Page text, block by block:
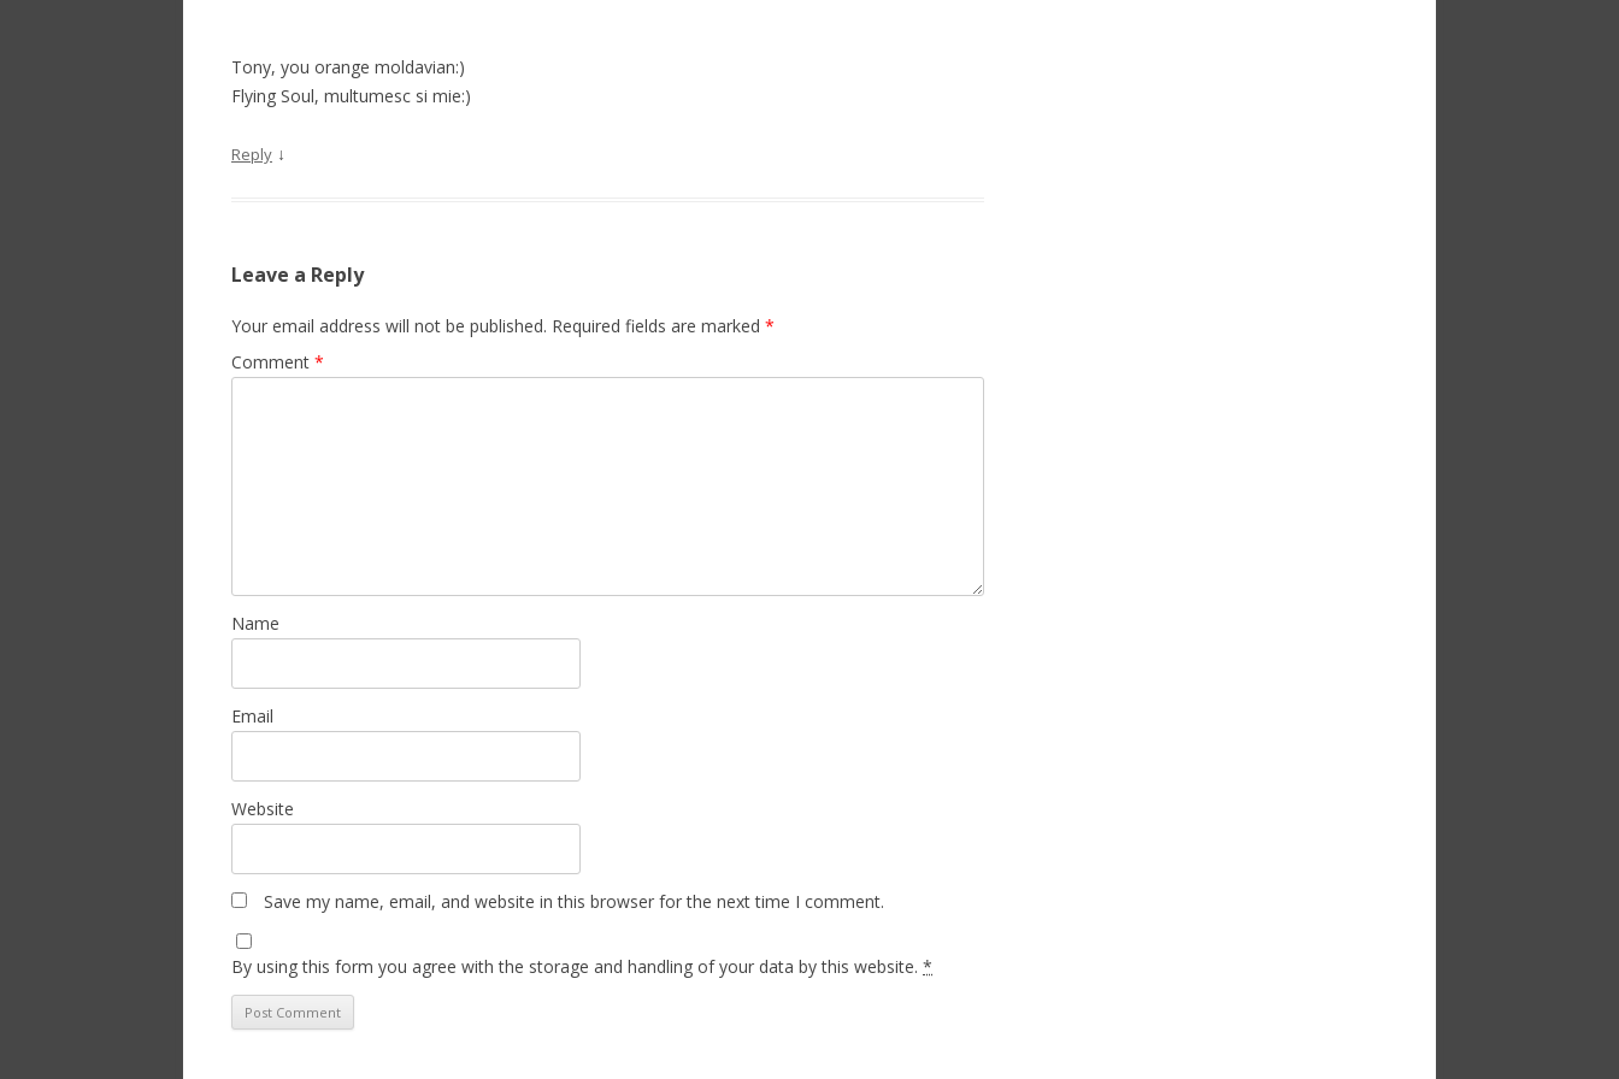
Tony, you orange moldavian:)
Flying Soul, multumesc si mie:)
Reply ↓
Leave a Reply
Your email address will not be published. Required fields are marked *
Comment *
Name
Email
Website
Save my name, email, and website in this browser for the next time I comment.
By using this form you agree with the storage and handling of your data by this website. *